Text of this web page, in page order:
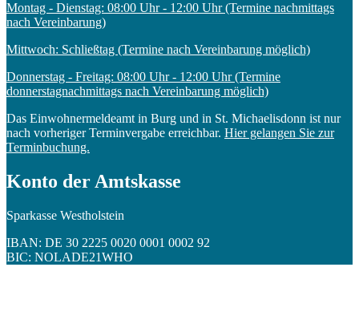
Montag - Dienstag: 08:00 Uhr - 12:00 Uhr (Termine nachmittags
nach Vereinbarung)
Mittwoch: Schließtag (Termine nach Vereinbarung möglich)
Donnerstag - Freitag: 08:00 Uhr - 12:00 Uhr (Termine
donnerstagnachmittags nach Vereinbarung möglich)
Das Einwohnermeldeamt in Burg und in St. Michaelisdonn ist nur
nach vorheriger Terminvergabe erreichbar. Hier gelangen Sie zur
Terminbuchung.
Konto der Amtskasse
Sparkasse Westholstein
IBAN: DE 30 2225 0020 0001 0002 92
BIC: NOLADE21WHO